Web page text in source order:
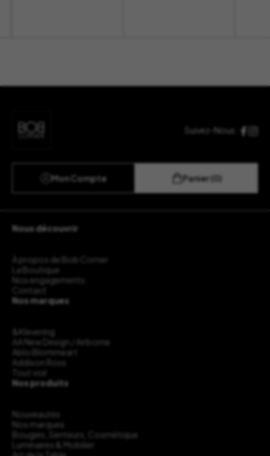
Suivez-Nous :
Mon Compte Panier (0)
Nous découvrir
À propos de Bob Corner
La Boutique
Nos engagements
Contact
Nos marques
&Klevering
AA New Design / Airborne
Ablo Blommeart
Addison Ross
Tout voir
Nos produits
Nouveautés
Nos marques
Bougies, Senteurs, Cosmétique
Luminaires & Mobilier